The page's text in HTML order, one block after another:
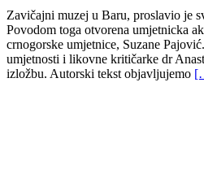
Zavičajni muzej u Baru, proslavio je
Povodom toga otvorena umjetnicka
crnogorske umjetnice, Suzane
umjetnosti i likovne kritičarke dr
izložbu. Autorski tekst objavljujemo